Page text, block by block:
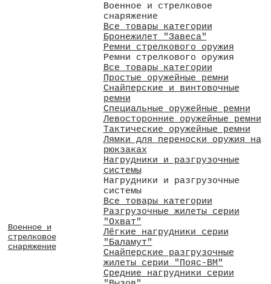
Военное и
стрелковое
снаряжение
Военное и стрелковое
снаряжение
Все товары категории
Бронежилет "Завеса"
Ремни стрелкового оружия
Ремни стрелкового оружия
Все товары категории
Простые оружейные ремни
Снайперские и винтовочные
ремни
Специальные оружейные ремни
Левосторонние оружейные ремни
Тактические оружейные ремни
Лямки для переноски оружия на
рюкзаках
Нагрудники и разгрузочные
системы
Нагрудники и разгрузочные
системы
Все товары категории
Разгрузочные жилеты серии
"Охват"
Лёгкие нагрудники серии
"Баламут"
Снайперские разгрузочные
жилеты серии "Пояс-ВМ"
Средние нагрудники серии